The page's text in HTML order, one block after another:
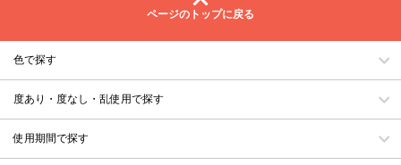
ページのトップに戻る
色で探す
度あり・度なし・乱使用で探す
使用期間で探す